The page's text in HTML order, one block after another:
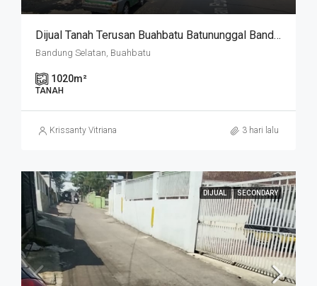
Dijual Tanah Terusan Buahbatu Batununggal Bandung Kidul
Bandung Selatan, Buahbatu
1020m²
TANAH
Krissanty Vitriana 3 hari lalu
DIJUAL SECONDARY